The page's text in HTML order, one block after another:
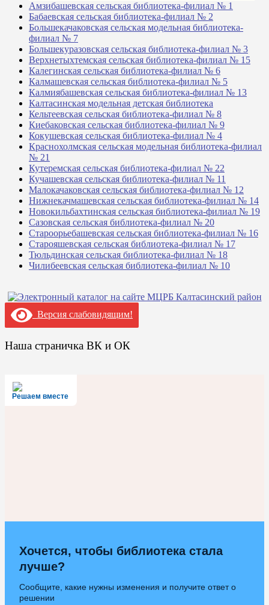
Амзибашевская сельская библиотека-филиал № 1
Бабаевская сельская библиотека-филиал № 2
Большекачаковская сельская модельная библиотека-
филиал № 7
Большекуразовская сельская библиотека-филиал № 3
Верхнетыхтемская сельская библиотека-филиал № 15
Калегинская сельская библиотека-филиал № 6
Калмашевская сельская библиотека-филиал № 5
Калмиябашевская сельская библиотека-филиал № 13
Калтасинская модельная детская библиотека
Кельтеевская сельская библиотека-филиал № 8
Киебаковская сельская библиотека-филиал № 9
Кокушевская сельская библиотека-филиал № 4
Краснохолмская сельская модельная библиотека-филиал
№ 21
Кутеремская сельская библиотека-филиал № 22
Кучашевская сельская библиотека-филиал № 11
Малокачаковская сельская библиотека-филиал № 12
Нижнекачмашевская сельская библиотека-филиал № 14
Новокильбахтинская сельская библиотека-филиал № 19
Сазовская сельская библиотека-филиал № 20
Староорьебашевская сельская библиотека-филиал № 16
Старояшевская сельская библиотека-филиал № 17
Тюльдинская сельская библиотека-филиал № 18
Чилибеевская сельская библиотека-филиал № 10
Версия слабовидящим!
Наша страничка ВК и ОК
Решаем вместе
Хочется, чтобы библиотека стала
лучше?
Сообщите, какие нужны изменения и получите ответ о
решении